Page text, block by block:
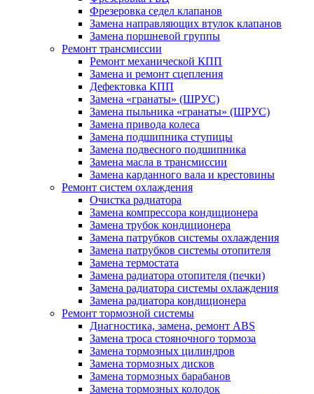
Фрезеровка седел клапанов
Замена направляющих втулок клапанов
Замена поршневой группы
Ремонт трансмиссии
Ремонт механической КПП
Замена и ремонт сцепления
Дефектовка КПП
Замена «гранаты» (ШРУС)
Замена пыльника «гранаты» (ШРУС)
Замена привода колеса
Замена подшипника ступицы
Замена подвесного подшипника
Замена масла в трансмиссии
Замена карданного вала и крестовины
Ремонт систем охлаждения
Очистка радиатора
Замена компрессора кондиционера
Замена трубок кондиционера
Замена патрубков системы охлаждения
Замена патрубков системы отопителя
Замена термостата
Замена радиатора отопителя (печки)
Замена радиатора системы охлаждения
Замена радиатора кондиционера
Ремонт тормозной системы
Диагностика, замена, ремонт ABS
Замена троса стояночного тормоза
Замена тормозных цилиндров
Замена тормозных дисков
Замена тормозных барабанов
Замена тормозных колодок